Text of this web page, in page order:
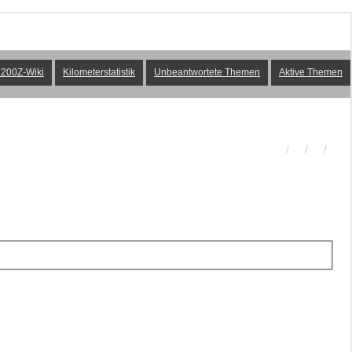
Wiki Kilometerstatistik Unbeantwortete Themen Aktive Themen